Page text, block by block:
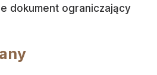
dokument ograniczający